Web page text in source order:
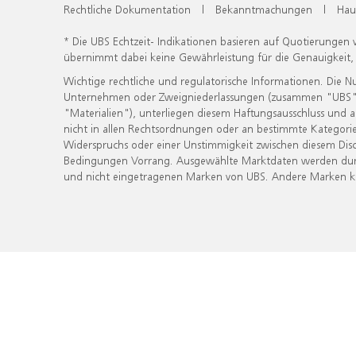
Rechtliche Dokumentation | Bekanntmachungen |
* Die UBS Echtzeit- Indikationen basieren auf
übernimmt dabei keine Gewährleistung für die
Wichtige rechtliche und regulatorische Informationen. Die
Unternehmen oder Zweigniederlassungen (zusammen
"Materialien"), unterliegen diesem Haftungsausschluss
nicht in allen Rechtsordnungen oder an bestimmte
Widerspruchs oder einer Unstimmigkeit zwischen diesem
Bedingungen Vorrang. Ausgewählte Marktdaten werden
und nicht eingetragenen Marken von UBS. Andere Marken